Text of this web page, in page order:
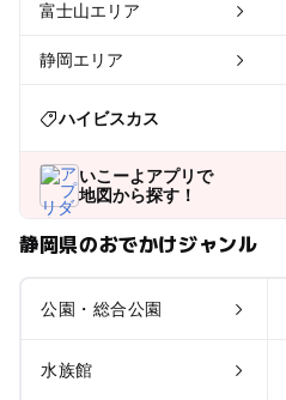
富士山エリア
静岡エリア
ハイビスカス
いこーよアプリで
地図から探す！
静岡県のおでかけジャンル
公園・総合公園
水族館